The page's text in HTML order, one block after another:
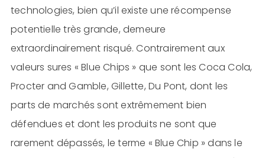
technologies, bien qu’il existe une récompense
potentielle très grande, demeure
extraordinairement risqué. Contrairement aux
valeurs sures « Blue Chips » que sont les Coca Cola,
Procter and Gamble, Gillette, Du Pont, dont les
parts de marchés sont extrêmement bien
défendues et dont les produits ne sont que
rarement dépassés, le terme « Blue Chip » dans le